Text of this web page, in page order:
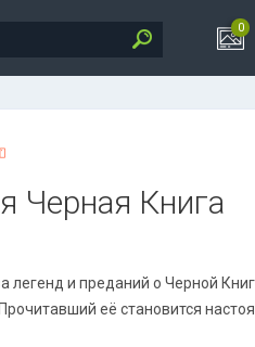
0
Черная Книга
легенд и преданий о Черной
её становится